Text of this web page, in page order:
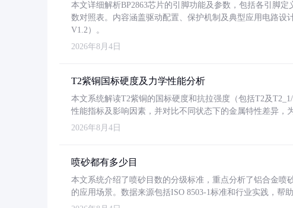
本文详细解析BP2863芯片的引脚功能及参数，包括各引脚
数对照表。内容涵盖驱动配置、保护机制及典型应用电路设
V1.2）。
2026年8月4日
T2紫铜国标硬度及力学性能分析
本文系统解读T2紫铜的国标硬度和抗拉强度（包括T2及
性能指标及影响因素，并对比不同状态下的金属特性差异，
2026年8月4日
喷砂都有多少目
本文系统介绍了喷砂目数的分级标准，重点分析了铝合金喷
的应用场景。数据来源包括ISO 8503-1标准和行业实践，帮